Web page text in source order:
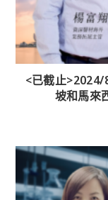
<已截止
坡和馬來